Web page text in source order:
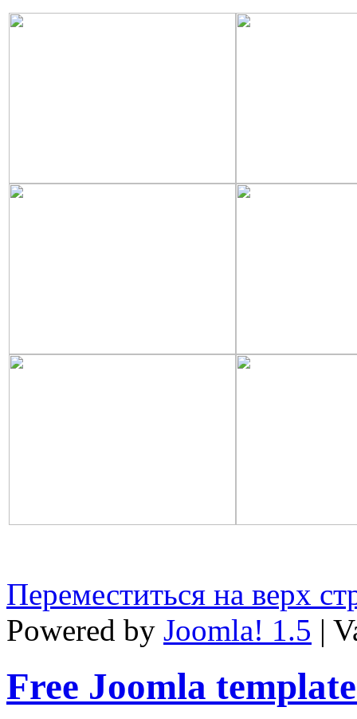
Переместиться на верх
Powered by Joomla! 1.5 |
Free Joomla